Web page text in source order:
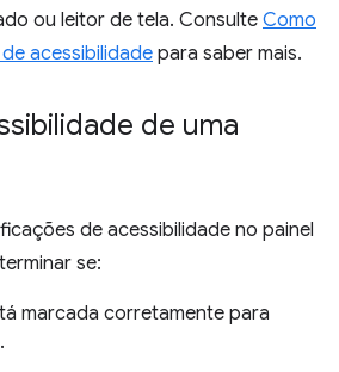
ou leitor de tela. Consulte Como
acessibilidade para saber mais.
de uma
de acessibilidade no painel
se:
marcada corretamente para